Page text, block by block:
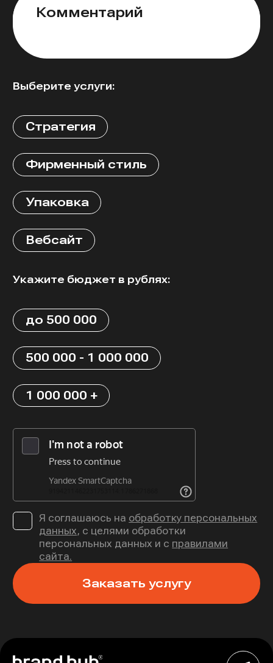
Комментарий
Выберите услуги:
Стратегия
Фирменный стиль
Упаковка
Вебсайт
Укажите бюджет в рублях:
до 500 000
500 000 - 1 000 000
1 000 000 +
Я соглашаюсь на обработку персональных
данных, с целями обработки
персональных данных и с правилами
сайта.
Заказать услугу